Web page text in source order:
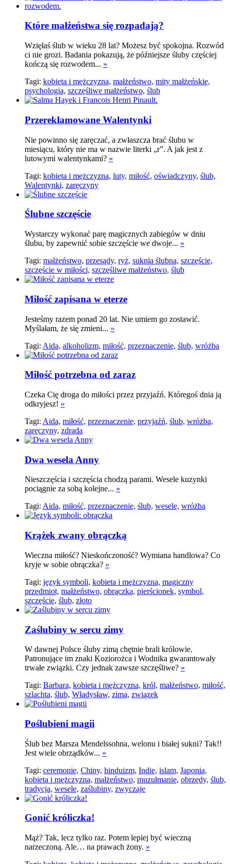
Które małżeństwa się rozpadają?
Wzięłaś ślub w wieku 28 lat? Możesz być spokojna. Rozwód
ci nie grozi. Badania pokazują, że późniejsze śluby częściej
kończą się rozwodem... »
Tagi: kobieta i mężczyzna, małżeństwo, mity małżeńskie,
psychologia, szczęśliwe małżeństwo, ślub
Przereklamowane Walentynki
Nie powinno się zaręczać, a zwłaszcza brać ślubu w
miesiącu, który nie ma w nazwie literki „r”. A jak jest z
lutowymi walentynkami? »
Tagi: kobieta i mężczyzna, luty, miłość, oświadczyny, ślub,
Walentynki, zaręczyny
Ślubne szczęście
Wystarczy wykonać parę magicznych zabiegów w dniu
ślubu, by zapewnić sobie szczęście we dwoje... »
Tagi: małżeństwo, przesądy, ryż, suknia ślubna, szczęście,
szczęście w miłości, szczęśliwe małżeństwo, ślub
Miłość zapisana w eterze
Jesteśmy razem ponad 20 lat. Nie umiem go zostawić.
Myślałam, że się zmieni... »
Tagi: Aida, alkoholizm, miłość, przeznaczenie, ślub, wróżba
Miłość potrzebna od zaraz
Czeka Cię droga do miłości przez przyjaźń. Któregoś dnia ją
odkryjesz! »
Tagi: Aida, miłość, przeznaczenie, przyjaźń, ślub, wróżba,
zaręczyny, zdrada
Dwa wesela Anny
Nieszczęścia i szczęścia chodzą parami. Wesele kuzynki
pociągnie za sobą kolejne... »
Tagi: Aida, miłość, przeznaczenie, ślub, wesele, wróżba
Krążek zwany obrączką
Wieczna miłość? Nieskończoność? Wymiana handlowa? Co
kryje w sobie obrączka? »
Tagi: język symboli, kobieta i mężczyzna, magiczny
przedmiot, małżeństwo, obrączka, pierścionek, symbol,
szczęście, ślub, złoto
Zaślubiny w sercu zimy
W dawnej Polsce śluby zimą chętnie brali królowie.
Patronujące im znaki Koziorożca i Wodnika gwarantowały
trwałe związki. Czy jednak zawsze szczęśliwe? »
Tagi: Barbara, kobieta i mężczyzna, król, małżeństwo, miłość,
szlachta, ślub, Władysław, zima, związek
Poślubieni magii
Ślub bez Marsza Mendelssohna, welonu i białej sukni? Tak!!
Jest wiele obrządków... »
Tagi: ceremonie, Chiny, hinduizm, Indie, islam, Japonia,
kobieta i mężczyzna, małżeństwo, muzułmanie, obrzędy, ślub,
tradycja, wesele, zaślubiny, zwyczaje
Gonić króliczka!
Mąż? Tak, lecz tylko raz. Potem lepiej być wieczną
narzeczoną. Ale… na prawach żony. »